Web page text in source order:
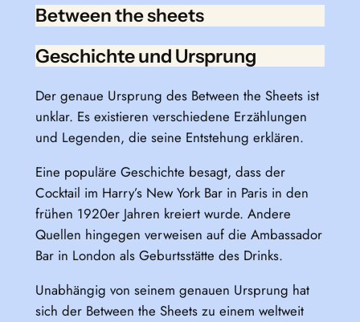
Between the sheets
Geschichte und Ursprung
Der genaue Ursprung des Between the Sheets ist
unklar. Es existieren verschiedene Erzählungen
und Legenden, die seine Entstehung erklären.
Eine populäre Geschichte besagt, dass der
Cocktail im Harry’s New York Bar in Paris in den
frühen 1920er Jahren kreiert wurde. Andere
Quellen hingegen verweisen auf die Ambassador
Bar in London als Geburtsstätte des Drinks.
Unabhängig von seinem genauen Ursprung hat
sich der Between the Sheets zu einem weltweit